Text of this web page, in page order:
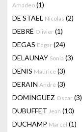
Amadeo (1)
DE STAEL Nicolas (2)
DEBRÉ Olivier (1)
DEGAS Edgar (24)
DELAUNAY Sonia (3)
DENIS Maurice (3)
DERAIN André (3)
DOMINGUEZ Oscar (3)
DUBUFFET Jean (10)
DUCHAMP Marcel (1)